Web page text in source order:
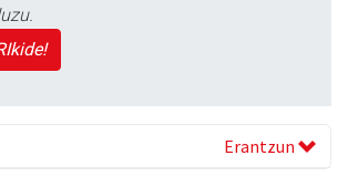
Erantzun